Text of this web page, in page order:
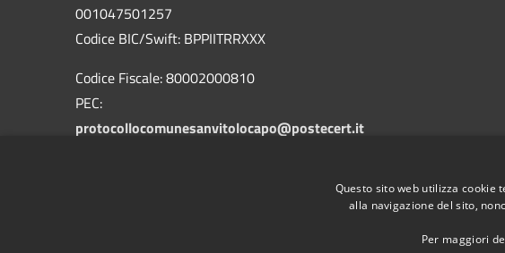
001047501257
Codice BIC/Swift: BPPIITRRXXX
Codice Fiscale: 80002000810
PEC:
protocollocomunesanvitolocapo@postecert.it
Questo sito web utilizza cookie
alla navigazione del sito,
Per maggiori